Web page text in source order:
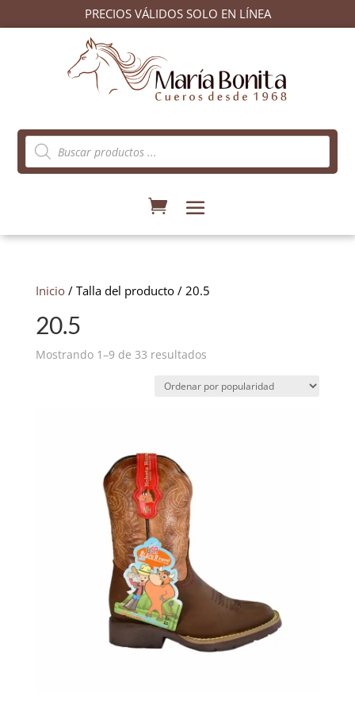
PRECIOS VÁLIDOS SOLO EN LÍNEA
Búsqueda
de
productos
Inicio/ Talla del producto / 20.5
20.5
Mostrando 1–9 de 33 resultadosOrdenado
popularidad